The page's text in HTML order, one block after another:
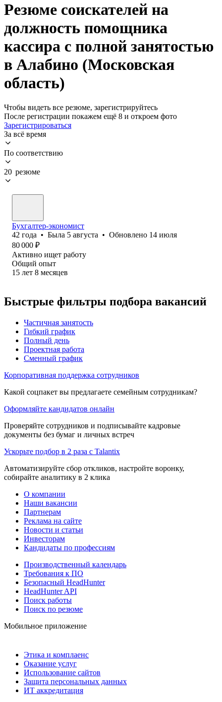
Резюме соискателей на
должность помощника
кассира с полной занятостью
в Алабино (Московская
область)
Чтобы видеть все резюме, зарегистрируйтесь
После регистрации покажем ещё 8 и откроем фото
Зарегистрироваться
За всё время
По соответствию
20 резюме
Бухгалтер-экономист
42 года • Была 5 августа • Обновлено 14 июля
80 000 ₽
Активно ищет работу
Общий опыт
15 лет 8 месяцев
Быстрые фильтры подбора вакансий
Частичная занятость
Гибкий график
Полный день
Проектная работа
Сменный график
Корпоративная поддержка сотрудников
Какой соцпакет вы предлагаете семейным сотрудникам?
Оформляйте кандидатов онлайн
Проверяйте сотрудников и подписывайте кадровые
документы без бумаг и личных встреч
Ускорьте подбор в 2 раза с Talantix
Автоматизируйте сбор откликов, настройте воронку,
собирайте аналитику в 2 клика
О компании
Наши вакансии
Партнерам
Реклама на сайте
Новости и статьи
Инвесторам
Кандидаты по профессиям
Производственный календарь
Требования к ПО
Безопасный HeadHunter
HeadHunter API
Поиск работы
Поиск по резюме
Мобильное приложение
Этика и комплаенс
Оказание услуг
Использование сайтов
Защита персональных данных
ИТ аккредитация